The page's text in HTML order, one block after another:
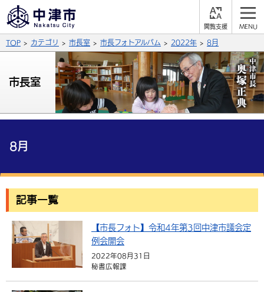
支
よみあげる
背景色
青
文字の大きさ
拡大 標準 縮小
英語（English） 中国語（簡体字）
中国語（繁体字）
サイト内検索
くらしの情報
届出・登録・証明
福祉・介護 健康・予防
住宅・インフラ
事業者の方へ
入札・契約 産業・雇用
農林水産業 税金
子育て・教育
施設情報 子どもを預ける
手当・助成 健康・医療
観光・移住
観光なび スポットを探す
市政情報
TOP カテゴリ 市長室 市長フォトアルバム 2022年 8月
市長室
8月
記事一覧
【市長フォト】令和4年第3回中津市議会定
例会開会
2022年08月31日
秘書広報課